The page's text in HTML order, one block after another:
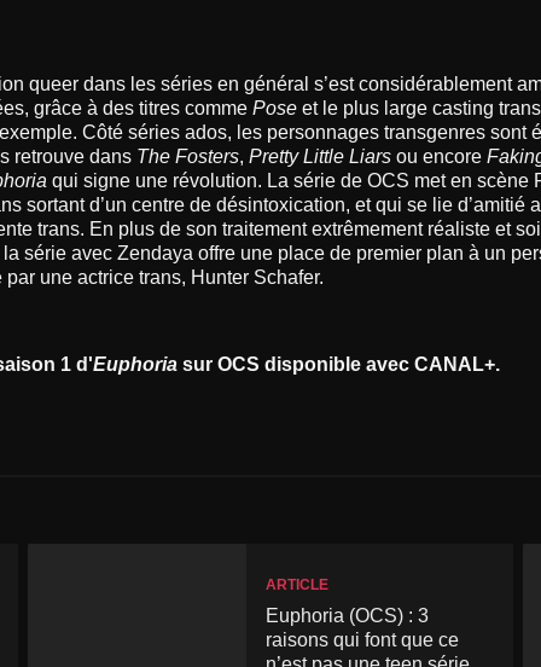
queer dans les séries en général s’est considérablement
grâce à des titres comme Pose et le plus large casting
Côté séries ados, les personnages transgenres sont
retrouve dans The Fosters, Pretty Little Liars ou encore
qui signe une révolution. La série de OCS met en scène
sortant d’un centre de désintoxication, et qui se lie d’amitié
trans. En plus de son traitement extrêmement réaliste et
la série avec Zendaya offre une place de premier plan à un
par une actrice trans, Hunter Schafer.
1 d'Euphoria sur OCS disponible avec CANAL+.
ARTICLE
Euphoria (OCS) : 3
raisons qui font que ce